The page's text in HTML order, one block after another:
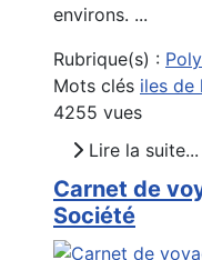
environs. ...
Rubrique(s) :
Mots clés iles de
4255 vues
Lire la suite...
Carnet de
Société